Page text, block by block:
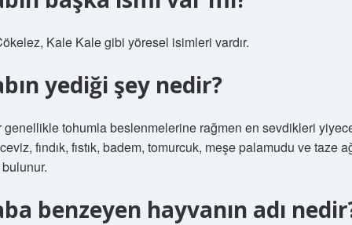
Kale Kale gibi yöresel isimleri vardır.
yediği şey nedir?
tohumla beslenmelerine rağmen en sevdikleri
fındık, fıstık, badem, tomurcuk, meşe palamudu ve taze
benzeyen hayvanın adı